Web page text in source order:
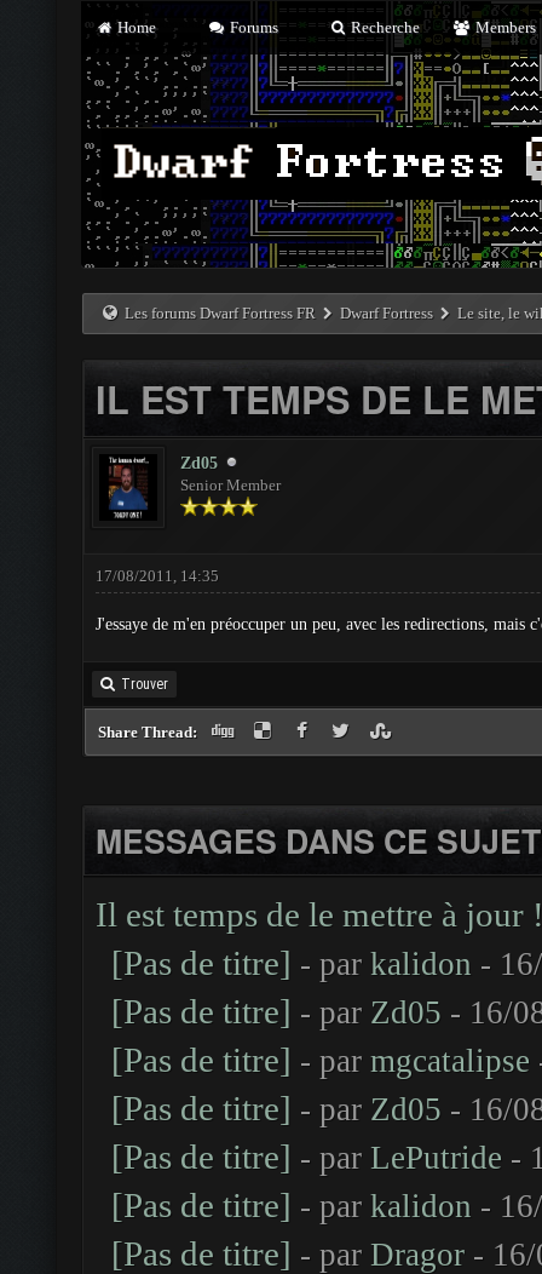
Home Forums Recherche Members
Les forums Dwarf Fortress FR Dwarf Fortress Le site, le
IL EST TEMPS DE LE
Zd05
Senior Member
17/08/2011, 14:35
J'essaye de m'en préoccuper un peu, avec les redirections,
Trouver
Share Thread:
MESSAGES DANS CE SUJET
Il est temps de le mettre à jour
[Pas de titre] - par kalidon -
[Pas de titre] - par Zd05 - 16/
[Pas de titre] - par mgcatalipse
[Pas de titre] - par Zd05 - 16/
[Pas de titre] - par LePutride -
[Pas de titre] - par kalidon -
[Pas de titre] - par Dragor -